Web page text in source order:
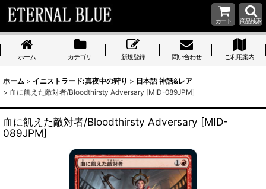
カート 商品検索
ホーム カテゴリ 新規登録 問い合わせ ご利用案内
ホーム > イニストラード:真夜中の狩り > 日本語 神話&レア
> 血に飢えた敵対者/Bloodthirsty Adversary [MID-089JPM]
血に飢えた敵対者/Bloodthirsty Adversary [MID-
089JPM]